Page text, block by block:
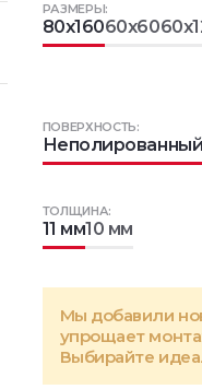
РАЗМЕРЫ:
80x16060x60
ТОЛЩИНА:
11 мм10 мм
ПОВЕРХНОСТЬ:
Неполированный
Мы добавили
упрощает
Выбирайте